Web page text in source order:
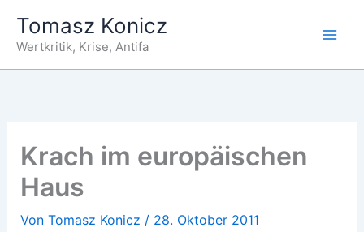
Inhalt
springen
Tomasz Konicz
Wertkritik, Krise, Antifa
Krach im europäischen
Haus
Von Tomasz Konicz / 28. Oktober 2011